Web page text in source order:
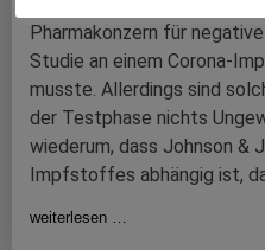
Pharmakonzern für
Studie an einem Corona-
musste. Allerdings sind
der Testphase nichts
wiederum, dass Johnson &
Impfstoffes abhängig ist,
weiterlesen …